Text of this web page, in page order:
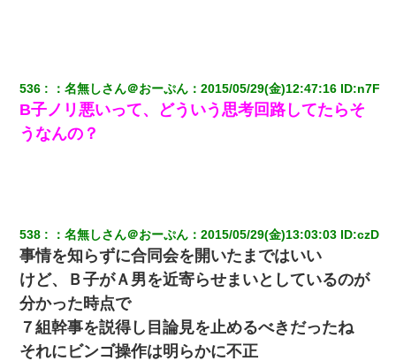
私は家が貧しくて、手に職をつけようと看護師になった。
だけど卒業を控えた年の1月末、車にひかれて看護師になれ
なくなった。
ワイアラサー主婦、昨晩久しぶりに夫と致した結果ｗｗｗ
ｗｗ
小2の頃、妹と昼寝してたら家が火事になってて気づくと逃
げ場がなかった。妹を抱き締めて「ﾀﾋんじゃうよ」って泣
いてたら…
536 ：名無しさん＠おーぷん ：2015/05/29(金)12:47:16 ID:n7F
B子ノリ悪いって、どういう思考回路してたらそ
うなんの？
538 ：名無しさん＠おーぷん ：2015/05/29(金)13:03:03 ID:czD
事情を知らずに合同会を開いたまではいい
けど、Ｂ子がＡ男を近寄らせまいとしているのが
分かった時点で
７組幹事を説得し目論見を止めるべきだったね
それにビンゴ操作は明らかに不正